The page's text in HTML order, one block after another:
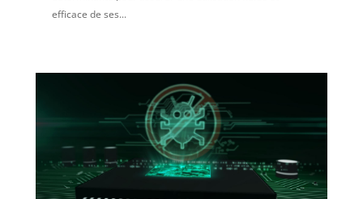
efficace de ses...